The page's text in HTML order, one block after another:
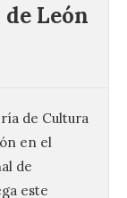
León
de Cultura
en el
de
este